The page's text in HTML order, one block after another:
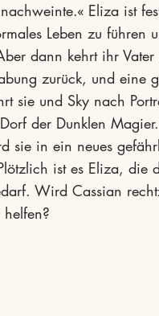
Eliza ist
Leben zu führen
dann kehrt ihr
zurück, und eine
sie und Sky nach
der Dunklen
sie in ein neues
ist es Eliza, die
Wird Cassian